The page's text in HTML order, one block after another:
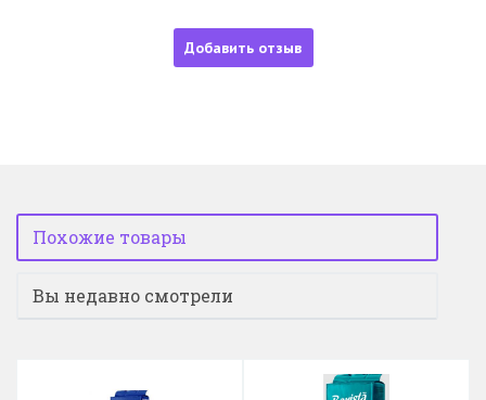
Добавить отзыв
Похожие товары
Вы недавно смотрели